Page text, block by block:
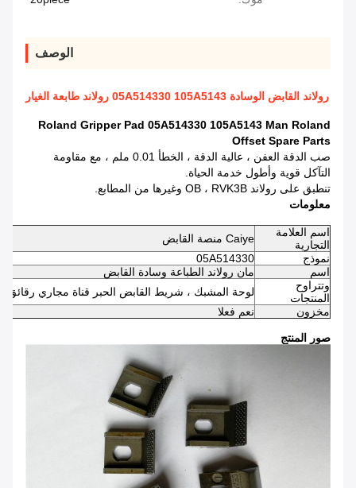
الوصف
رولاند القابض الوسادة 05A514330 105A5143 رولاند طابعة الغيار
Roland Gripper Pad 05A514330 105A5143 Man Roland
Offset Spare Parts
صب الدقة العفن ، عالية الدقة ، الخطأ 0.01 ملم ، مع مقاومة
التآكل قوية وأطول خدمة الحياة.
تنطبق على رولاند OB ، RVK3B وغيرها من المطابع.
معلومات
اسم العلامة
التجارية
Caiye منصة القابض
نموذج
05A514330
اسم
مان رولاند الطباعة وسادة القابض
وتتراوح
المنتجات
لوحة المشبك ، شريط القابض الحبر قناة مجاري رقائق
مخزون
نعم فعلا
صور المنتج